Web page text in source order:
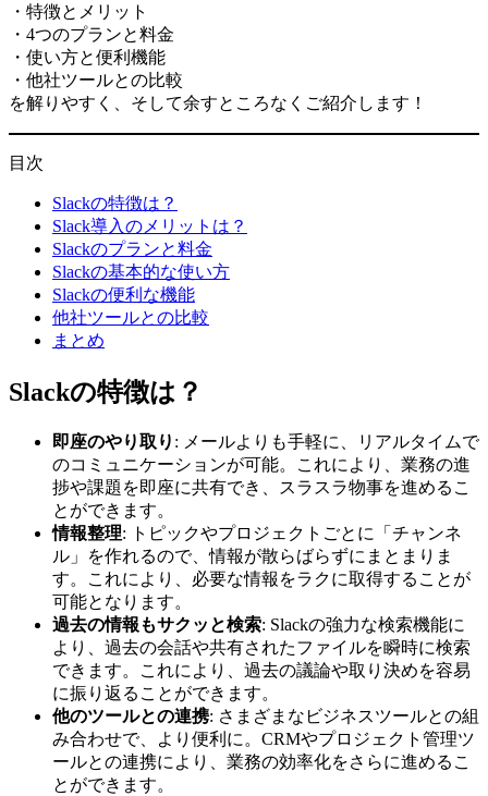
・特徴とメリット
・4つのプランと料金
・使い方と便利機能
・他社ツールとの比較
を解りやすく、そして余すところなくご紹介します！
目次
Slackの特徴は？
Slack導入のメリットは？
Slackのプランと料金
Slackの基本的な使い方
Slackの便利な機能
他社ツールとの比較
まとめ
Slackの特徴は？
即座のやり取り : メールよりも手軽に、リアルタイムで
のコミュニケーションが可能。これにより、業務の進
捗や課題を即座に共有でき、スラスラ物事を進めるこ
とができます。
情報整理: トピックやプロジェクトごとに「チャンネ
ル」を作れるので、情報が散らばらずにまとまりま
す。これにより、必要な情報をラクに取得することが
可能となります。
過去の情報もサクッと検索: Slackの強力な検索機能に
より、過去の会話や共有されたファイルを瞬時に検索
できます。これにより、過去の議論や取り決めを容易
に振り返ることができます。
他のツールとの連携: さまざまなビジネスツールとの組
み合わせで、より便利に。CRMやプロジェクト管理ツ
ールとの連携により、業務の効率化をさらに進めるこ
とができます。